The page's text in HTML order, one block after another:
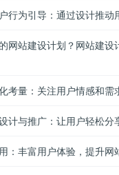
行为引导：通过设计推动
网站建设计划？网站建设
考量：关注用户情感和需
计与推广：让用户轻松分
：丰富用户体验，提升网